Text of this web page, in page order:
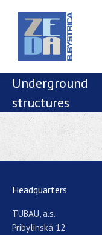
Underground
structures
Headquarters
TUBAU, a.s.
Pribylinská 12